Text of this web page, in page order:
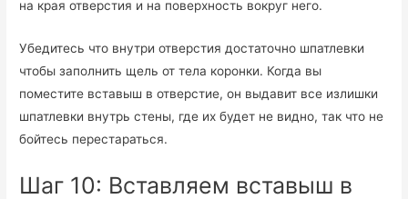
на края отверстия и на поверхность вокруг него.
Убедитесь что внутри отверстия достаточно шпатлевки
чтобы заполнить щель от тела коронки. Когда вы
поместите вставыш в отверстие, он выдавит все излишки
шпатлевки внутрь стены, где их будет не видно, так что не
бойтесь перестараться.
Шаг 10: Вставляем вставыш в